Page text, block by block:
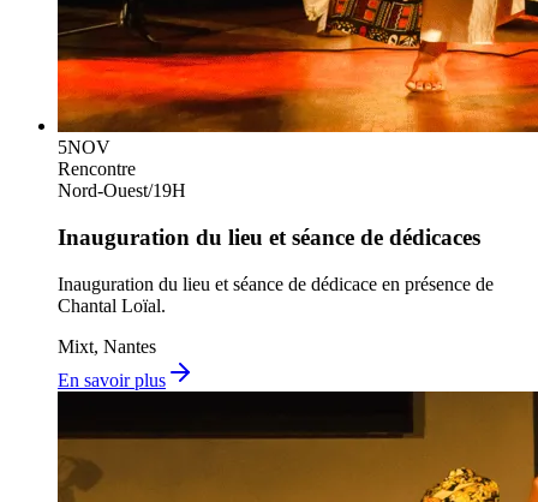
5NOV
Rencontre
Nord-Ouest/19H
Inauguration du lieu et séance de dédicaces
Inauguration du lieu et séance de dédicace en présence de
Chantal Loïal.
Mixt, Nantes
En savoir plus